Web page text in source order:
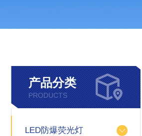
产品分类
PRODUCTS
LED防爆荧光灯